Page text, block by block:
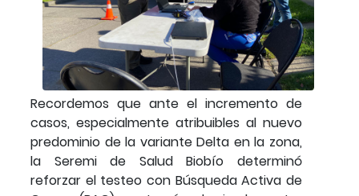
Recordemos que ante el incremento de
casos, especialmente atribuibles al nuevo
predominio de la variante Delta en la zona,
la Seremi de Salud Biobío determinó
reforzar el testeo con Búsqueda Activa de